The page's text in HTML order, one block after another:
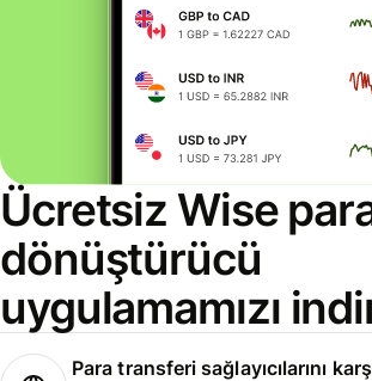
Ücretsiz Wise
dönüştürücü
uygulamamızı
Para transferi sağlayıcılarını